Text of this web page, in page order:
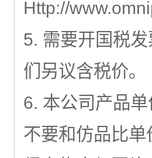
Http://
5. 需要开国税
们另议含税价。
6. 本公司产品
不要和仿品比